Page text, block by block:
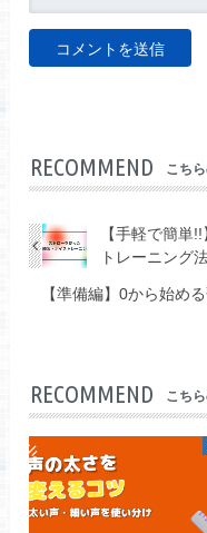
RECOMMEND こち
【手軽で簡単
トレーニング
【準備編】0から始め
RECOMMEND こち